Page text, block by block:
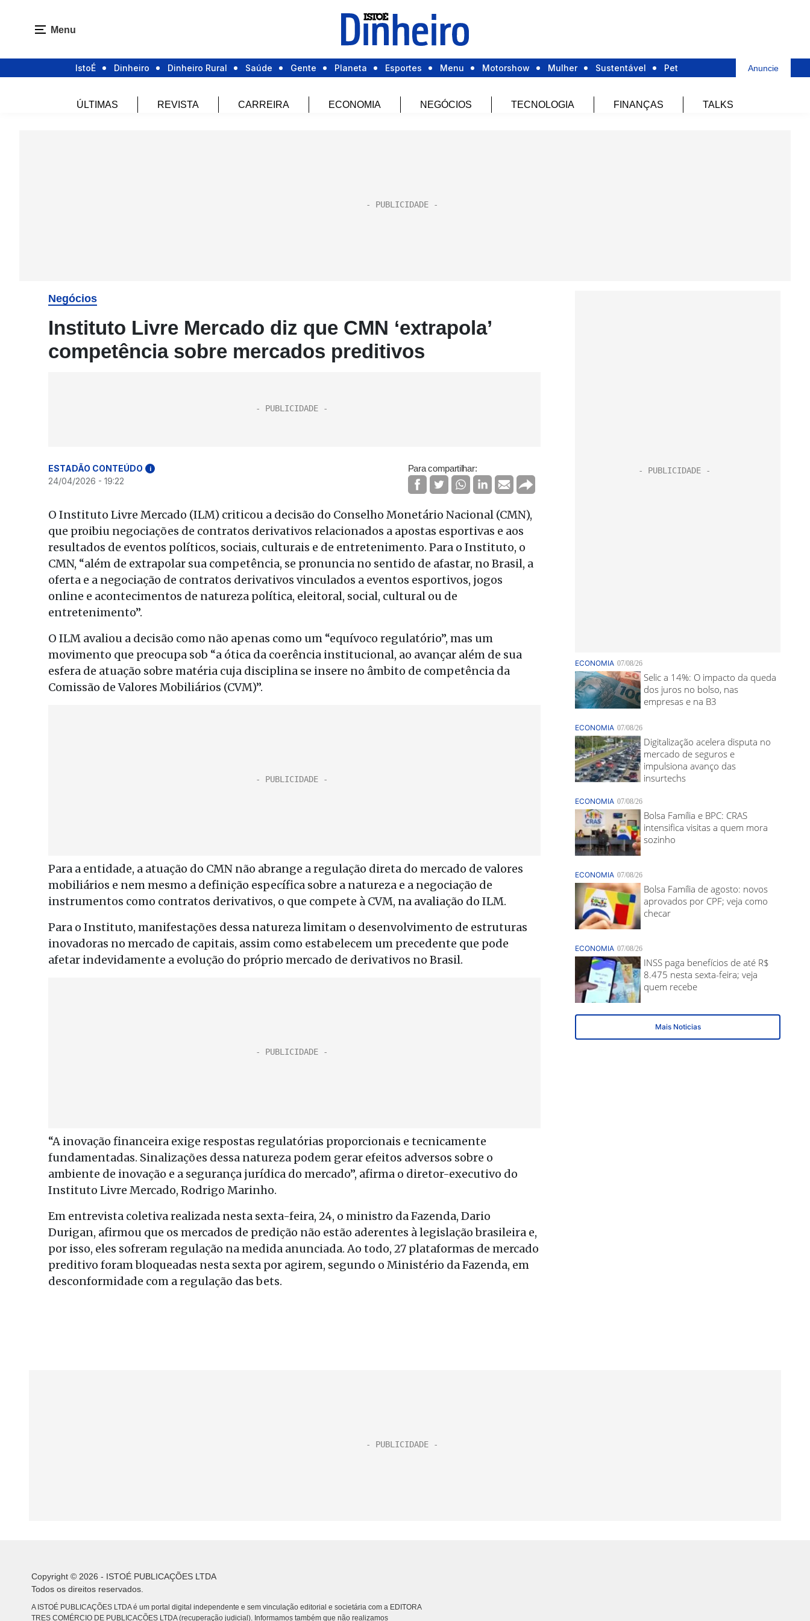
Menu
IstoÉ Dinheiro Dinheiro Rural Saúde Gente Planeta Esportes Menu Motorshow Mulher Sustentável Pet Anuncie
ÚLTIMAS REVISTA CARREIRA ECONOMIA NEGÓCIOS TECNOLOGIA FINANÇAS TALKS
Negócios
Instituto Livre Mercado diz que CMN ‘extrapola’
competência sobre mercados preditivos
ESTADÃO CONTEÚDO i
24/04/2026 - 19:22
Para compartilhar:
O Instituto Livre Mercado (ILM) criticou a decisão do Conselho Monetário Nacional (CMN),
que proibiu negociações de contratos derivativos relacionados a apostas esportivas e aos
resultados de eventos políticos, sociais, culturais e de entretenimento. Para o Instituto, o
CMN, “além de extrapolar sua competência, se pronuncia no sentido de afastar, no Brasil, a
oferta e a negociação de contratos derivativos vinculados a eventos esportivos, jogos
online e acontecimentos de natureza política, eleitoral, social, cultural ou de
entretenimento”.
O ILM avaliou a decisão como não apenas como um “equívoco regulatório”, mas um
movimento que preocupa sob “a ótica da coerência institucional, ao avançar além de sua
esfera de atuação sobre matéria cuja disciplina se insere no âmbito de competência da
Comissão de Valores Mobiliários (CVM)”.
Para a entidade, a atuação do CMN não abrange a regulação direta do mercado de valores
mobiliários e nem mesmo a definição específica sobre a natureza e a negociação de
instrumentos como contratos derivativos, o que compete à CVM, na avaliação do ILM.
Para o Instituto, manifestações dessa natureza limitam o desenvolvimento de estruturas
inovadoras no mercado de capitais, assim como estabelecem um precedente que pode
afetar indevidamente a evolução do próprio mercado de derivativos no Brasil.
“A inovação financeira exige respostas regulatórias proporcionais e tecnicamente
fundamentadas. Sinalizações dessa natureza podem gerar efeitos adversos sobre o
ambiente de inovação e a segurança jurídica do mercado”, afirma o diretor-executivo do
Instituto Livre Mercado, Rodrigo Marinho.
Em entrevista coletiva realizada nesta sexta-feira, 24, o ministro da Fazenda, Dario
Durigan, afirmou que os mercados de predição não estão aderentes à legislação brasileira e,
por isso, eles sofreram regulação na medida anunciada. Ao todo, 27 plataformas de mercado
preditivo foram bloqueadas nesta sexta por agirem, segundo o Ministério da Fazenda, em
desconformidade com a regulação das bets.
Copyright © 2026 - ISTOÉ PUBLICAÇÕES LTDA
Todos os direitos reservados.
A ISTOÉ PUBLICAÇÕES LTDA é um portal digital independente e sem vinculação editorial e societária com a EDITORA
TRES COMÉRCIO DE PUBLICACÕES LTDA (recuperação judicial). Informamos também que não realizamos